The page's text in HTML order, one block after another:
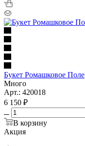
Букет Ромашковое Поле
Много
Арт.: 420018
6 150 ₽
В корзину
Акция